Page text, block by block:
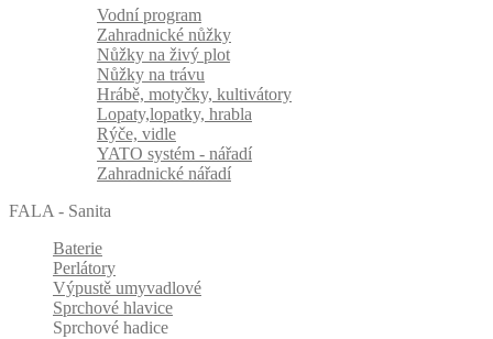
Vodní program
Zahradnické nůžky
Nůžky na živý plot
Nůžky na trávu
Hrábě, motyčky, kultivátory
Lopaty,lopatky, hrabla
Rýče, vidle
YATO systém - nářadí
Zahradnické nářadí
FALA - Sanita
Baterie
Perlátory
Výpustě umyvadlové
Sprchové hlavice
Sprchové hadice